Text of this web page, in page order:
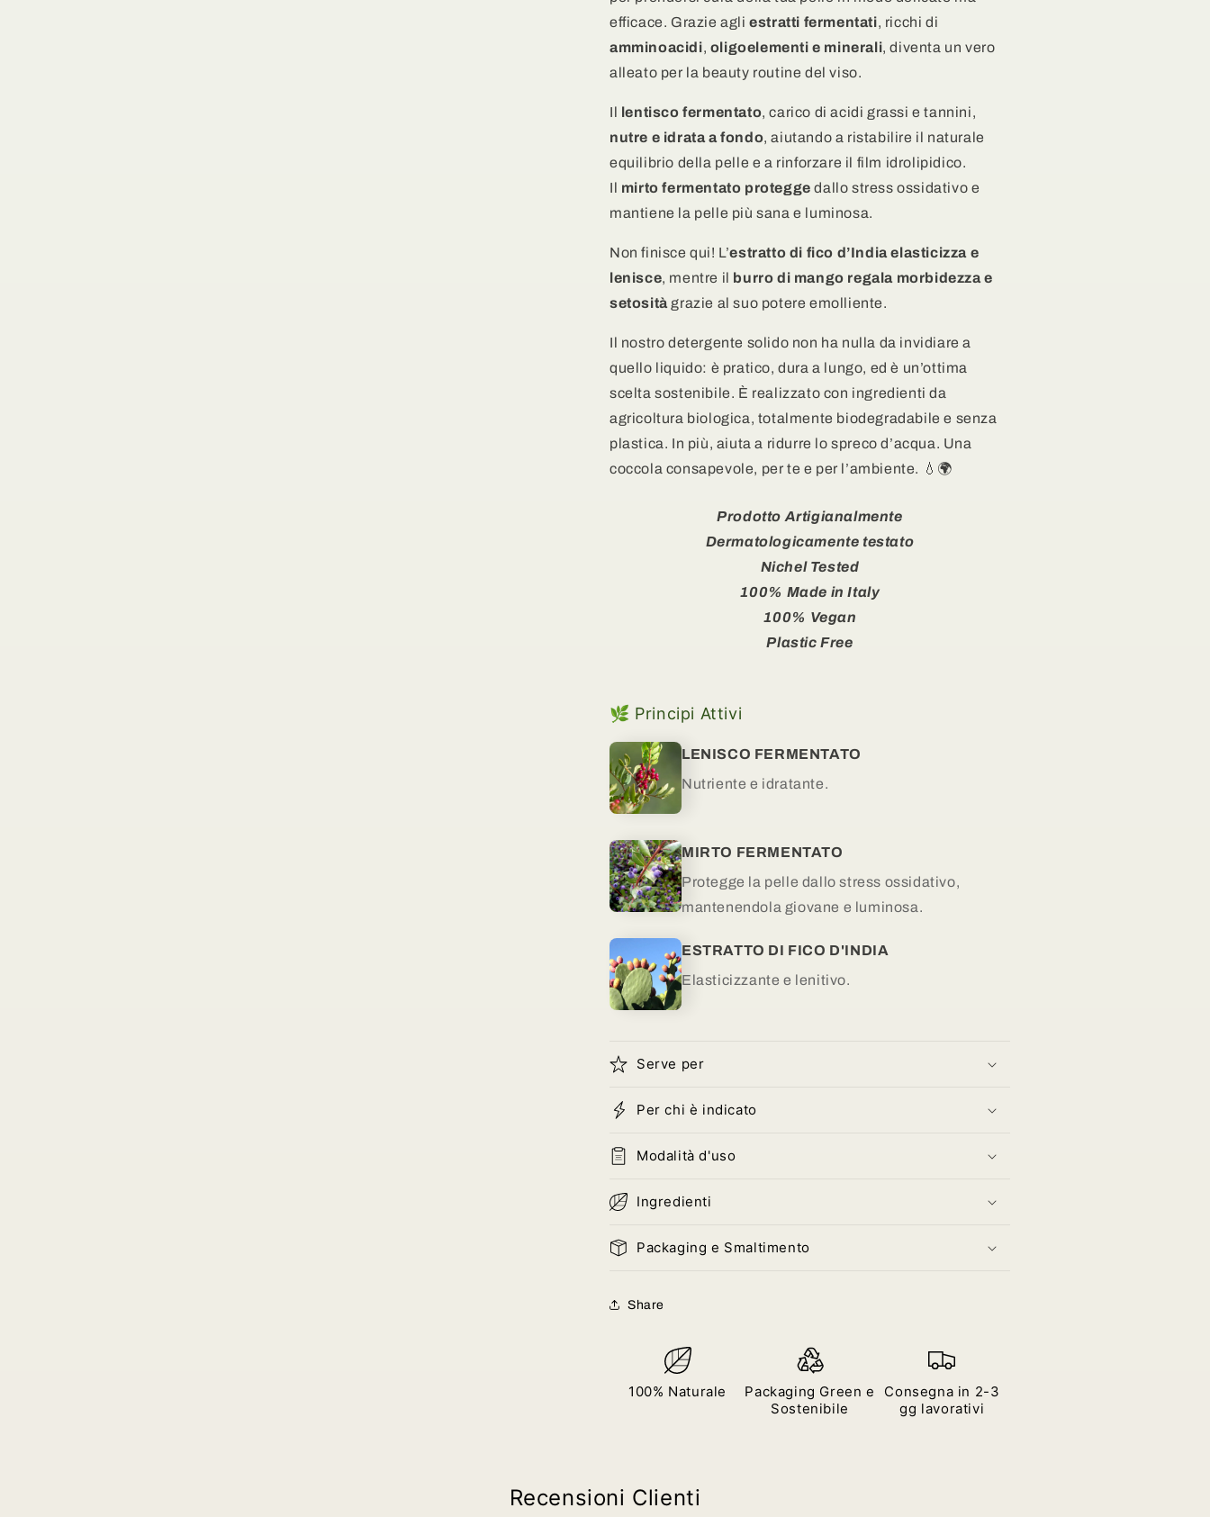
Mirto
Fermentati
Mirto
Fermentati
efficace. Grazie agliestratti fermentati, ricchi di
amminoacidi, oligoelementi e minerali, diventa un vero
alleato per la beauty routine del viso.
Il lentisco fermentato, carico di acidi grassi e tannini,
nutre e idrata a fondo, aiutando a ristabilire il naturale
equilibrio della pelle e a rinforzare il film idrolipidico.
Il mirto fermentato protegge dallo stress ossidativo e
mantiene la pelle più sana e luminosa.
Non finisce qui! L’estratto di fico d’India elasticizza e
lenisce, mentre il burro di mango regala morbidezza e
setosità grazie al suo potere emolliente.
Il nostro detergente solido non ha nulla da invidiare a
quello liquido: è pratico, dura a lungo, ed è un’ottima
scelta sostenibile. È realizzato con ingredienti da
agricoltura biologica, totalmente biodegradabile e senza
plastica. In più, aiuta a ridurre lo spreco d’acqua. Una
coccola consapevole, per te e per l’ambiente. 💧🌍
Prodotto Artigianalmente
Dermatologicamente testato
Nichel Tested
100% Made in Italy
100% Vegan
Plastic Free
🌿 Principi Attivi
LENISCO FERMENTATO
Nutriente e idratante.
MIRTO FERMENTATO
Protegge la pelle dallo stress ossidativo,
mantenendola giovane e luminosa.
ESTRATTO DI FICO D'INDIA
Elasticizzante e lenitivo.
Serve per
Per chi è indicato
Modalità d'uso
Ingredienti
Packaging e Smaltimento
Share
100% Naturale
Packaging Green e
Sostenibile
Consegna in 2-3
gg lavorativi
Recensioni Clienti